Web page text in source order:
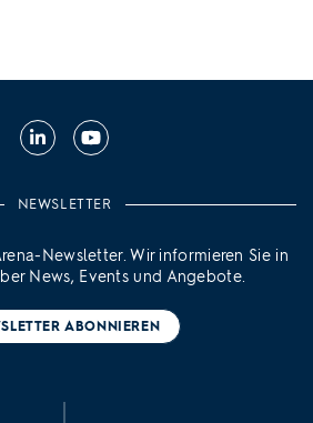
LinkedIn
NEWSLETTER
Newsletter. Wir informieren Sie in
News, Events und Angebote.
ABONNIEREN